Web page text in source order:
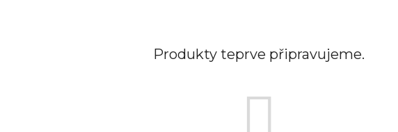
Produkty teprve připravujeme.